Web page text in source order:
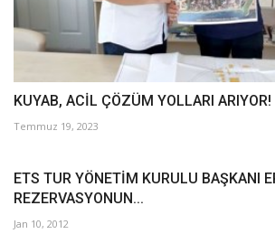
KUYAB, ACİL ÇÖZÜM YOLLARI ARIYOR!
Temmuz 19, 2023
ETS TUR YÖNETİM KURULU BAŞKANI
REZERVASYONUN...
Jan 10, 2012